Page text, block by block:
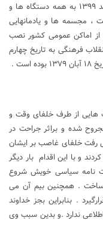
عمومی و میدانهای شهری، که در تاریخ ۲۳ اسفند ۱۳۹۹ به همه دستگاه ها و
الزامی شده است ، مجسمه ها و یادمانهایی
اماکن عمومی کشور نصب
فرهنگی به تاریخ چهارم
از طرف خلفای وقت و
شده و براثر جراحت در
رفت خلفای غاصب بر ایشان
و با این اقدام بار دیگر
نامه سیاسی خویش شروع
ساخت . همچنین بیم آن می
. بنابراین بجز خداوند
ندارد .و بدین سبب وی